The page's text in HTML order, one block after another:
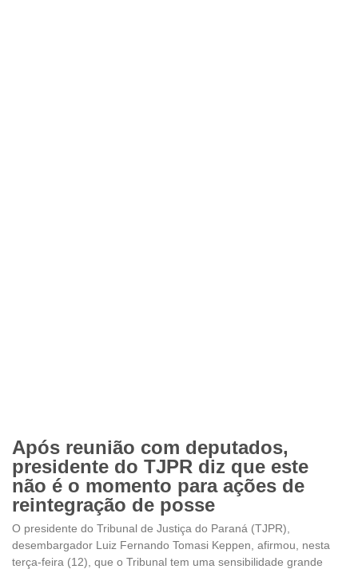
Após reunião com deputados,
presidente do TJPR diz que este
não é o momento para ações de
reintegração de posse
O presidente do Tribunal de Justiça do Paraná (TJPR),
desembargador Luiz Fernando Tomasi Keppen, afirmou, nesta
terça-feira (12), que o Tribunal tem uma sensibilidade grande